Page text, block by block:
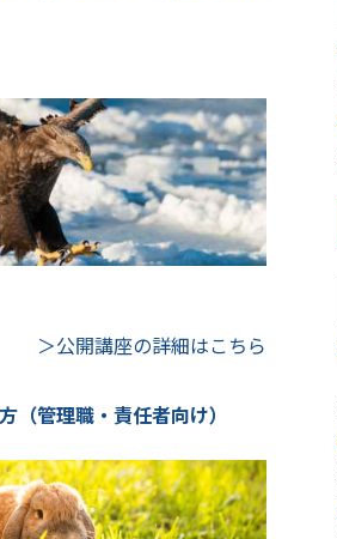
＞公開講座の詳細はこちら
管理職・責任者向け）